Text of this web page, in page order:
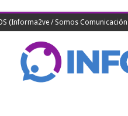
(Informa2ve / Somos